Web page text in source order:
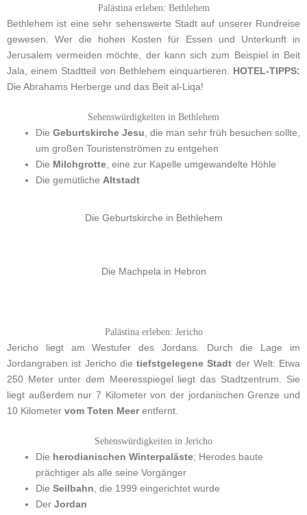
Palästina erleben: Bethlehem
Bethlehem ist eine sehr sehenswerte Stadt auf unserer Rundreise
gewesen. Wer die hohen Kosten für Essen und Unterkunft in
Jerusalem vermeiden möchte, der kann sich zum Beispiel in Beit
Jala, einem Stadtteil von Bethlehem einquartieren. HOTEL-TIPPS:
Die Abrahams Herberge und das Beit al-Liqa!
Sehenswürdigkeiten in Bethlehem
Die Geburtskirche Jesu , die man sehr früh besuchen sollte,
um großen Touristenströmen zu entgehen
Die Milchgrotte , eine zur Kapelle umgewandelte Höhle
Die gemütliche Altstadt
Die Geburtskirche in Bethlehem
Die Machpela in Hebron
Palästina erleben: Jericho
Jericho liegt am Westufer des Jordans. Durch die Lage im
Jordangraben ist Jericho die tiefstgelegene Stadt der Welt: Etwa
250 Meter unter dem Meeresspiegel liegt das Stadtzentrum. Sie
liegt außerdem nur 7 Kilometer von der jordanischen Grenze und
10 Kilometer vom Toten Meerentfernt.
Sehenswürdigkeiten in Jericho
Die herodianischen Winterpaläste; Herodes baute
prächtiger als alle seine Vorgänger
Die Seilbahn, die 1999 eingerichtet wurde
Der Jordan